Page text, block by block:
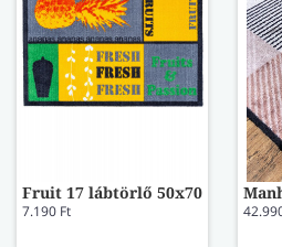
Fruit 17 lábtörlő 50x70
7.190 Ft